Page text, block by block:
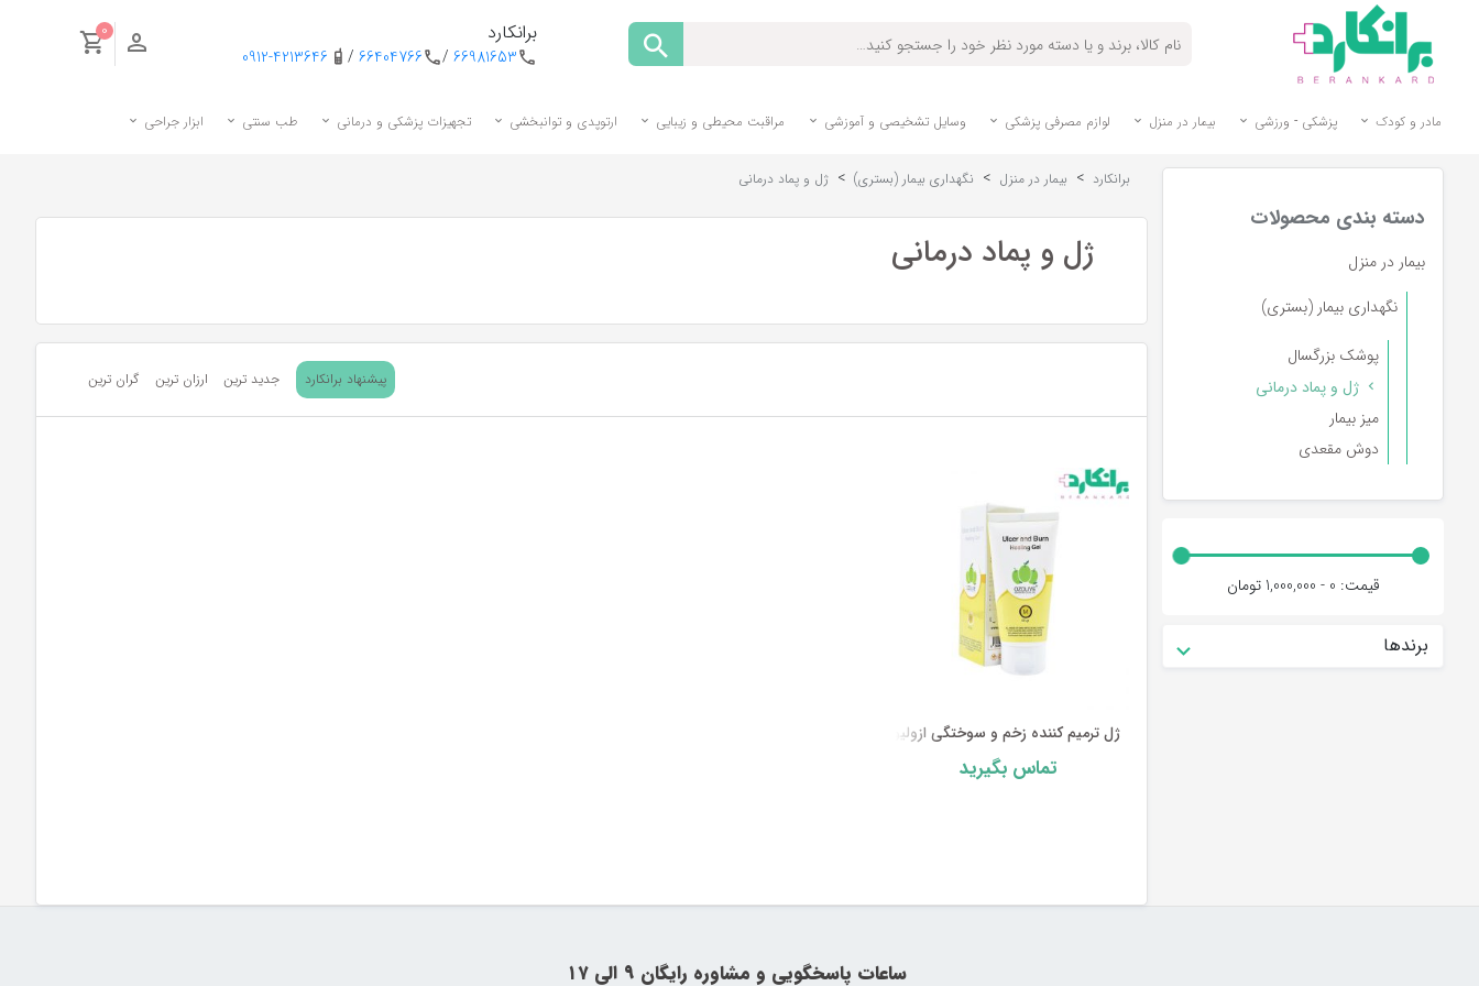
برانکارد
66981653
/
66404766
/
0912-4213646
0
مادر و کودک پزشکی - ورزشی بیمار در منزل لوازم مصرفی پزشکی وسایل تشخیصی و آموزشی مراقبت محیطی و زیبایی ارتوپدی و توانبخشی تجهیزات پزشکی و درمانی طب سنتی ابزار جراحی
دسته بندی محصولات
بیمار در منزل
نگهداری بیمار (بستری)
پوشک بزرگسال
ژل و پماد درمانی
میز بیمار
دوش مقعدی
قیمت: 0 - 1,000,000 تومان
برندها
برانکارد > بیمار در منزل > نگهداری بیمار (بستری) > ژل و پماد درمانی
ژل و پماد درمانی
پیشنهاد برانکارد جدید ترین ارزان ترین گران ترین
ژل ترمیم کننده زخم و سوختگی ازولیو
تماس بگیرید
‍‍ ساعات پاسخگویی و مشاوره رایگان ۹ الی ۱۷